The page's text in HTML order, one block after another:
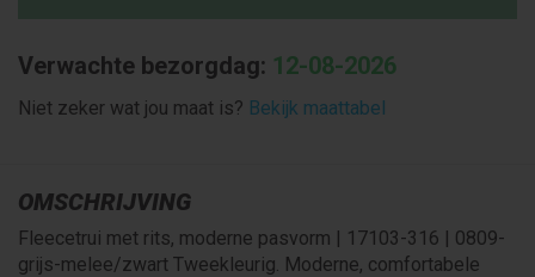
Verwachte bezorgdag: 12-08-2026
Niet zeker wat jou maat is? Bekijk maattabel
OMSCHRIJVING
Fleecetrui met rits, moderne pasvorm | 17103-316 | 0809-
grijs-melee/zwart Tweekleurig. Moderne, comfortabele